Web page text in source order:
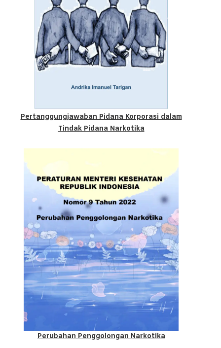
Pertanggungjawaban Pidana Korporasi dalam
Tindak Pidana Narkotika
Perubahan Penggolongan Narkotika